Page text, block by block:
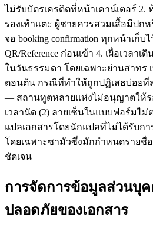
ไม่รับบัตรเครดิตที่หน้าเคาน์เตอร์ 2.
รองเท้าแตะ ผู้ชายควรสวมเสื้อมีปก
จอ booking confirmation ทุกหน้าเก็
QR/Reference ก่อนเข้า 4. เผื่อเวลา
ในวันธรรมดา โดยเฉพาะย่านสาทร
ตอนต้น กรณีที่ทำให้ถูกปฏิเสธบ่อยที่สุ
— สถานทูตหลายแห่งไม่อนุญาตให้
เวลานัด (2) ลายเซ็นในแบบฟอร์มไม่
แปลเอกสารโดยนักแปลที่ไม่ได้รับก
โดยเฉพาะซามัวซึ่งมักกำหนดรายชื่อ
ชัดเจน
การจัดการข้อมูลส่วนบุ
ปลอดภัยของเอกสาร